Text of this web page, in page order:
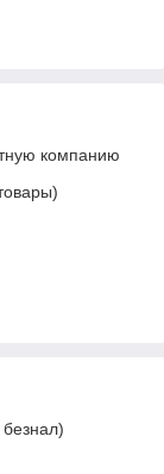
компанию